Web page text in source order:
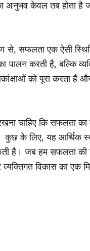
अनुभव केवल तब होता है
से, सफलता एक ऐसी
पालन करती है, बल्कि
को पूरा करता है
चाहिए कि सफलता
के लिए, यह आर्थिक
है। जब हम सफलता की
विकास का एक